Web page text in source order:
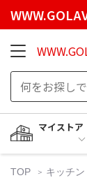
マイストア
TOP キッチ